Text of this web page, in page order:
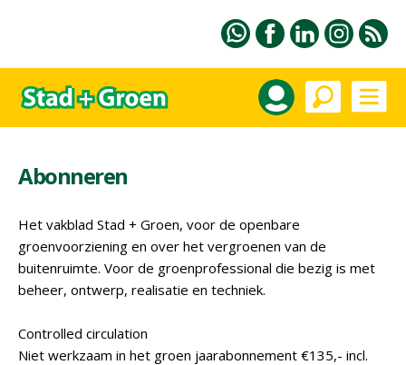
Abonneren
Het vakblad Stad + Groen, voor de openbare
groenvoorziening en over het vergroenen van de
buitenruimte. Voor de groenprofessional die bezig is met
beheer, ontwerp, realisatie en techniek.
Controlled circulation
Niet werkzaam in het groen jaarabonnement €135,- incl.